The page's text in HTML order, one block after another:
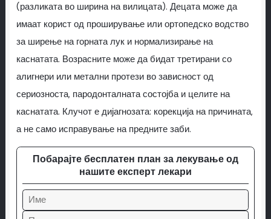
(разликата во ширина на вилицата). Децата може да
имаат корист од проширување или ортопедско водство
за ширење на горната лук и нормализирање на
каснатата. Возрасните може да бидат третирани со
алигнери или метални протези во зависност од
сериозноста, пародонталната состојба и целите на
каснатата. Клучот е дијагнозата: корекција на причината,
а не само исправување на предните заби.
Побарајте бесплатен план за лекување од
нашите експерт лекари